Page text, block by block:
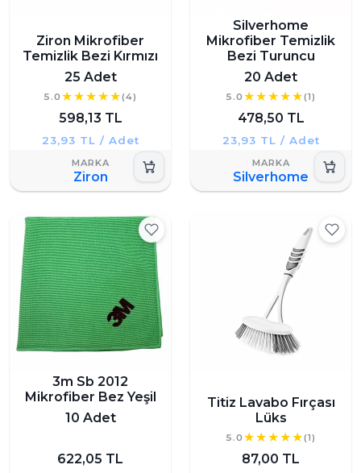
Ziron Mikrofiber
Temizlik Bezi Kırmızı
25 Adet
5.0 (4)
598,13 TL
23,93 TL / Adet
Ziron
Silverhome
Mikrofiber Temizlik
Bezi Turuncu
20 Adet
5.0 (1)
478,50 TL
23,93 TL / Adet
Silverhome
3m Sb 2012
Mikrofiber Bez Yeşil
10 Adet
622,05 TL
Titiz Lavabo Fırçası
Lüks
5.0 (1)
87,00 TL